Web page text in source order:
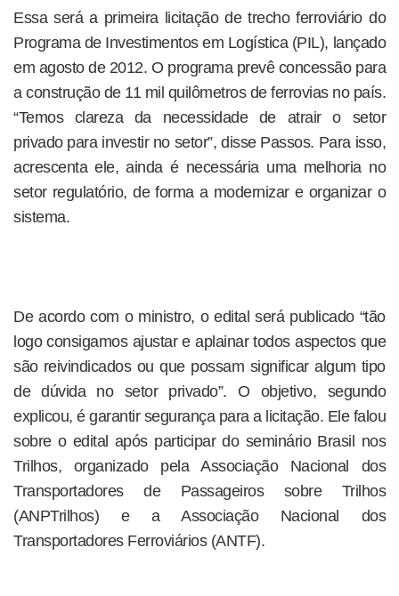
Essa será a primeira licitação de trecho ferroviário do
Programa de Investimentos em Logística (PIL), lançado
em agosto de 2012. O programa prevê concessão para
a construção de 11 mil quilômetros de ferrovias no país.
“Temos clareza da necessidade de atrair o setor
privado para investir no setor”, disse Passos. Para isso,
acrescenta ele, ainda é necessária uma melhoria no
setor regulatório, de forma a modernizar e organizar o
sistema.
De acordo com o ministro, o edital será publicado “tão
logo consigamos ajustar e aplainar todos aspectos que
são reivindicados ou que possam significar algum tipo
de dúvida no setor privado”. O objetivo, segundo
explicou, é garantir segurança para a licitação. Ele falou
sobre o edital após participar do seminário Brasil nos
Trilhos, organizado pela Associação Nacional dos
Transportadores de Passageiros sobre Trilhos
(ANPTrilhos) e a Associação Nacional dos
Transportadores Ferroviários (ANTF).